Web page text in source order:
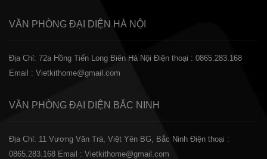
VĂN PHÒNG ĐẠI DIỆN HÀ NỘI
Địa Chỉ: 72a Hồng Tiến Long Biên Hà Nội Điện thoại : 0865.283.168
Email : Vietkithome@gmail.com
VĂN PHÒNG ĐẠI DIỆN BẮC NINH
Địa Chỉ: 11 Vương Văn Trà, Việt Yên BG, Bắc Ninh Điện thoại :
0865.283.168 Email : Vietkithome@gmail.com